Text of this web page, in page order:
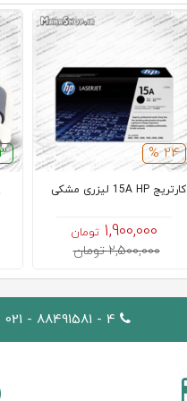
24 %
کارتریج 15A HP لیزری مشکی
1,900,000 تومان
2,500,000 تومان
4 - 88491581 - 021